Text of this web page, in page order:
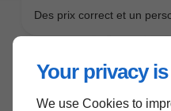
Your privacy
We use Cookies to